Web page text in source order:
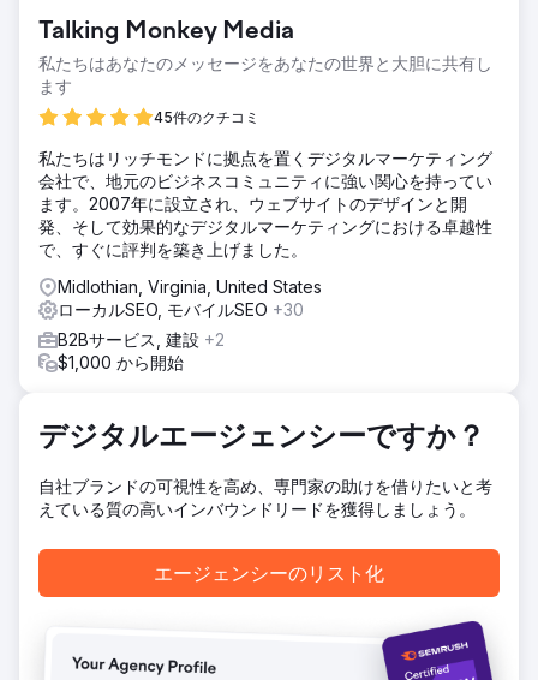
すると同時に、大麻のプロモーションを規定する複雑で絶え
ず変化する広告規制を遵守する必要がありました。Google
やMetaなどのプラットフォームには厳格なガイドラインが設
けられており、オンライン広告の機会は限られていました。
法的規制に加え、ブランドは強力なアイデンティティで他社
と差別化を図る必要がありました。
ソリューション
Leafologyは、広告ポリシーを遵守しながら、オーディエン
スとの繋がりを強化できるマルチチャネル・マーケティング
戦略を策定しました。チームは、オンライン訪問者を有料顧
客へと転換するためのカスタムランディングページを開発し
ました。これらのページには、商品の詳細、店舗情報、そし
てスムーズな顧客体験のための簡単なナビゲーションが掲載
されています。これらの取り組みをサポートするため、プラ
ットフォームのルールを遵守しつつも注目を集める、大胆で
結果
競争の激しい地元の大麻市場において、Leafologyのブラン
ド認知度を高め、瞬く間に認知度の高いブランドへと成長さ
せました。シームレスなオンライン体験とロイヤルティ重視
の戦略により、着実な顧客獲得とリピーター獲得に貢献しま
ヨーク州だけでなくニュージャージー州とコネチカット州に
もリーチを拡大しました。すべてのキャンペーンを厳格な規
エージェンシーページに移動
Talking Monkey Media
私たちはあなたのメッセージをあなたの世界と大胆に共有し
ます
45件のクチコミ
私たちはリッチモンドに拠点を置くデジタルマーケティング
会社で、地元のビジネスコミュニティに強い関心を持ってい
ます。2007年に設立され、ウェブサイトのデザインと開
発、そして効果的なデジタルマーケティングにおける卓越性
で、すぐに評判を築き上げました。
Midlothian, Virginia, United States
ローカルSEO, モバイルSEO +30
B2Bサービス, 建設 +2
$1,000 から開始
デジタルエージェンシーですか？
自社ブランドの可視性を高め、専門家の助けを借りたいと考
えている質の高いインバウンドリードを獲得しましょう。
エージェンシーのリスト化